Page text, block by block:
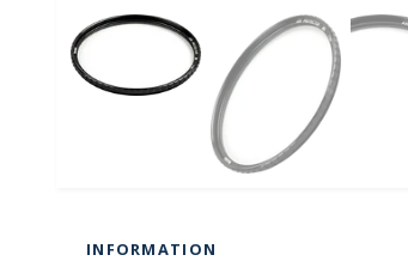
INFORMATION